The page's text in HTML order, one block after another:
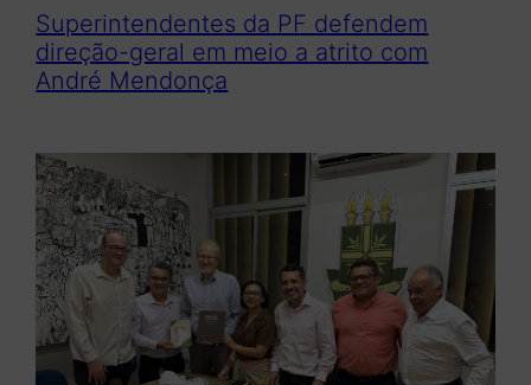
Superintendentes da PF defendem
direção-geral em meio a atrito com
André Mendonça